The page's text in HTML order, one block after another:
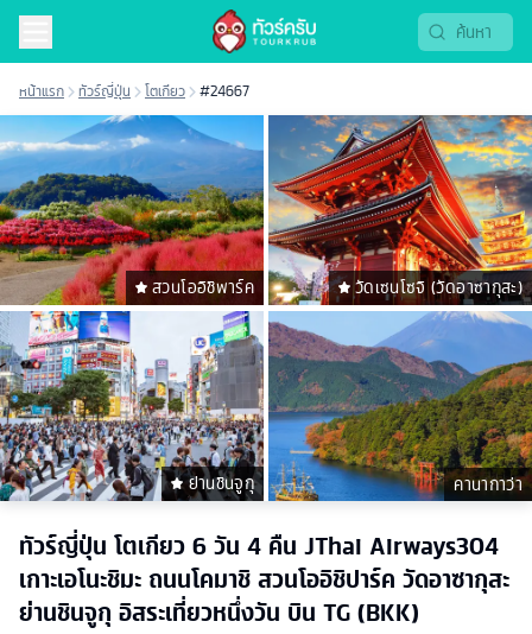
หน้าแรก ทัวร์ญี่ปุ่น โตเกียว #24667
สวนโออิชิพาร์ค วัดเซนโซจิ (วัดอาซากุสะ)
ย่านชินจูกุ คานากาว่า
ทัวร์ญี่ปุ่น โตเกียว 6 วัน 4 คืน JThai Airways304
เกาะเอโนะชิมะ ถนนโคมาชิ สวนโออิชิปาร์ค วัดอาซากุสะ
ย่านชินจูกุ อิสระเที่ยวหนึ่งวัน บิน TG (BKK)